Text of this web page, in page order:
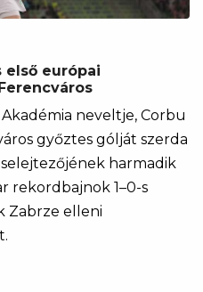
első európai
neveltje, Corbu
győztes gólját szerda
harmadik
rekordbajnok 1–0-s
Zabrze elleni